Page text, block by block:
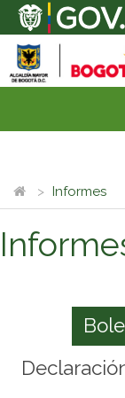
Informes